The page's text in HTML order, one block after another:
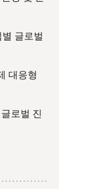
글로벌
대응형
로벌 진